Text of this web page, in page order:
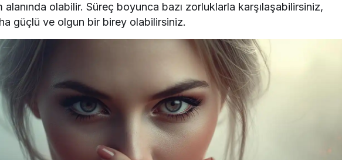
olabilir. Süreç boyunca bazı zorluklarla karşılaşabilirsiniz,
güçlü ve olgun bir birey olabilirsiniz.